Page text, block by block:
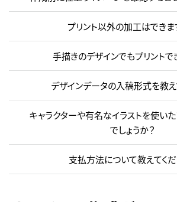
プリント以外の加工はできま
手描きのデザインでもプリントで
デザインデータの入稿形式を教え
キャラクターや有名なイラストを使い
でしょうか？
支払方法について教えてくだ